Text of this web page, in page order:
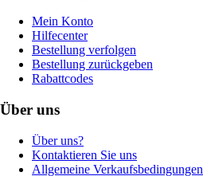
Mein Konto
Hilfecenter
Bestellung verfolgen
Bestellung zurückgeben
Rabattcodes
Über uns
Über uns?
Kontaktieren Sie uns
Allgemeine Verkaufsbedingungen